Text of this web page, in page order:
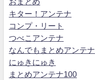
キター！アンテナ
コンプ・リート
つべこアンテナ
なんでもまとめアンテナ
にゅきにゅき
まとめアンテナ100